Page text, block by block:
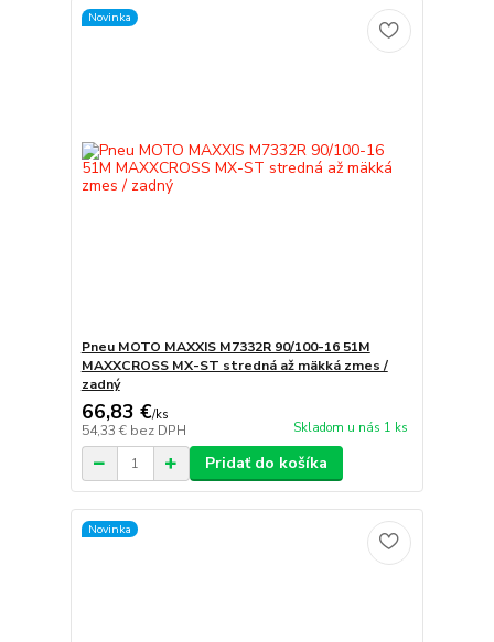
Novinka
Pneu MOTO MAXXIS M7332R 90/100-16 51M
MAXXCROSS MX-ST stredná až mäkká zmes /
zadný
66,83 €/ks
54,33 € bez DPH Skladom u nás 1 ks
Pridať do košíka
Novinka